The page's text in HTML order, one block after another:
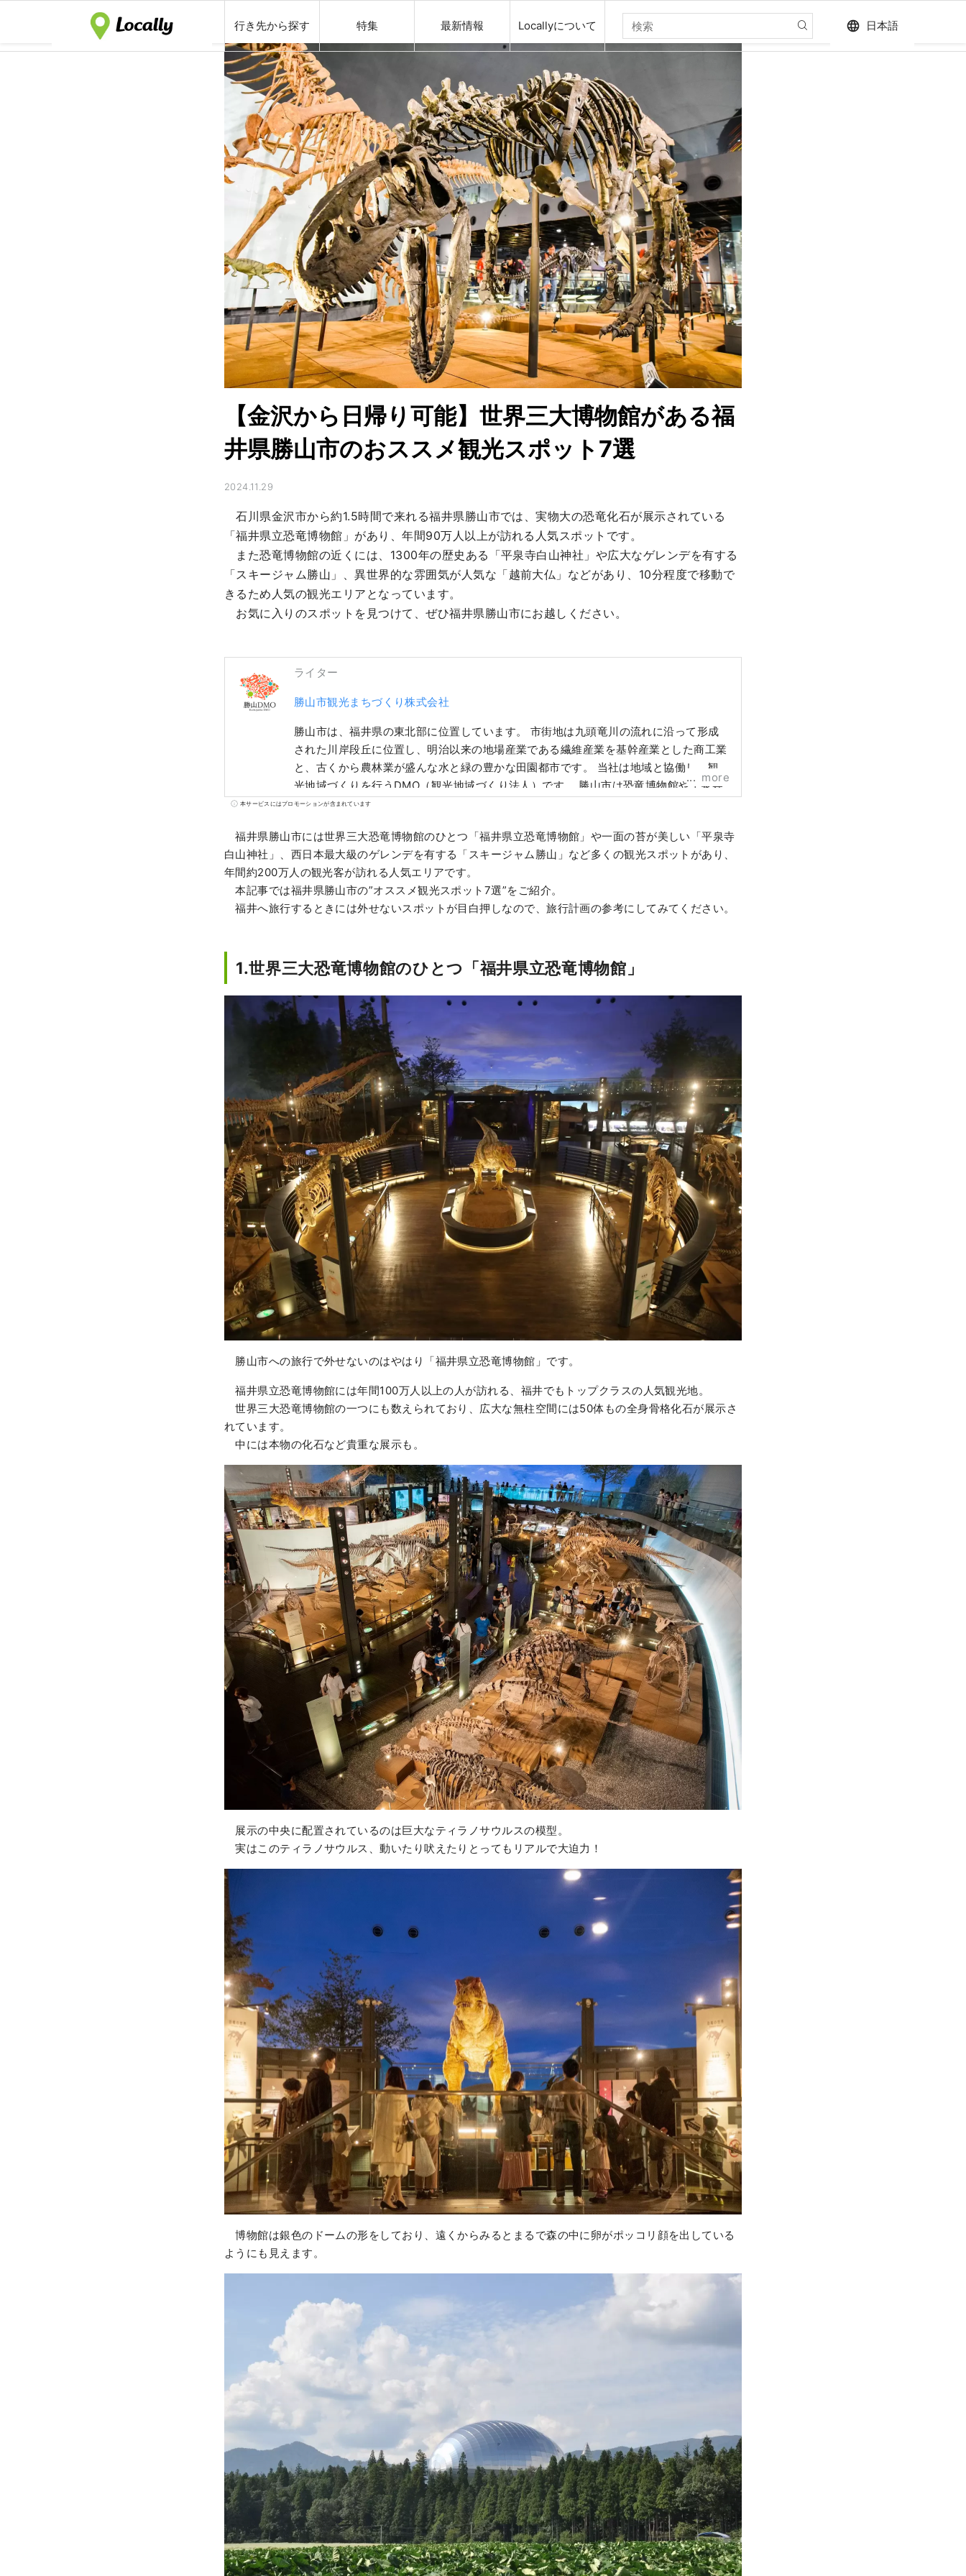
行き先から探す 特集 最新情報 Locallyについて language 日本語
【金沢から日帰り可能】世界三大博物館がある福
井県勝山市のおススメ観光スポット7選
2024.11.29
石川県金沢市から約1.5時間で来れる福井県勝山市では、実物大の恐竜化石が展示されている
「福井県立恐竜博物館」があり、年間90万人以上が訪れる人気スポットです。
また恐竜博物館の近くには、1300年の歴史ある「平泉寺白山神社」や広大なゲレンデを有する
「スキージャム勝山」、異世界的な雰囲気が人気な「越前大仏」などがあり、10分程度で移動で
きるため人気の観光エリアとなっています。
お気に入りのスポットを見つけて、ぜひ福井県勝山市にお越しください。
ライター
勝山市観光まちづくり株式会社
勝山市は、福井県の東北部に位置しています。 市街地は九頭竜川の流れに沿って形成
された川岸段丘に位置し、明治以来の地場産業である繊維産業を基幹産業とした商工業
と、古くから農林業が盛んな水と緑の豊かな田園都市です。 当社は地域と協働し、観
光地域づくりを行うDMO（観光地域づくり法人）です。 勝山市は恐竜博物館や平泉寺
など魅力溢れる観光コンテンツの宝庫！勝山を多くの方に体感していただくガイドツア
「道の駅 恐竜渓谷かつやま」の運営など、勝山を訪れたお客様にきめ細かなサービス
を提供しています。 また、観光を軸として新たな事業の創造にも積極的にチャレンジ
し、勝山のまちの活性化を目指しています。
more
本サービスにはプロモーションが含まれています
福井県勝山市には世界三大恐竜博物館のひとつ「福井県立恐竜博物館」や一面の苔が美しい「平泉寺
白山神社」、西日本最大級のゲレンデを有する「スキージャム勝山」など多くの観光スポットがあり、
年間約200万人の観光客が訪れる人気エリアです。
本記事では福井県勝山市の”オススメ観光スポット7選”をご紹介。
福井へ旅行するときには外せないスポットが目白押しなので、旅行計画の参考にしてみてください。
1.世界三大恐竜博物館のひとつ「福井県立恐竜博物館」
勝山市への旅行で外せないのはやはり「福井県立恐竜博物館」です。
福井県立恐竜博物館には年間100万人以上の人が訪れる、福井でもトップクラスの人気観光地。
世界三大恐竜博物館の一つにも数えられており、広大な無柱空間には50体もの全身骨格化石が展示さ
れています。
中には本物の化石など貴重な展示も。
展示の中央に配置されているのは巨大なティラノサウルスの模型。
実はこのティラノサウルス、動いたり吠えたりとってもリアルで大迫力！
博物館は銀色のドームの形をしており、遠くからみるとまるで森の中に卵がポッコリ顔を出している
ようにも見えます。